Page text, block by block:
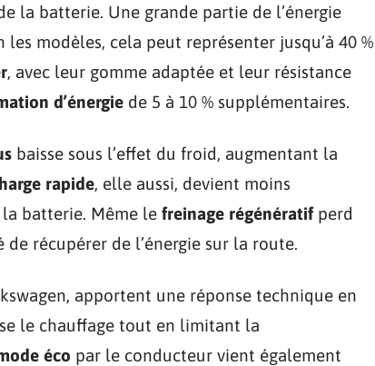
la batterie. Une grande partie de l’énergie
les modèles, cela peut représenter jusqu’à 40 %
, avec leur gomme adaptée et leur résistance
d’énergie de 5 à 10 % supplémentaires.
baisse sous l’effet du froid, augmentant la
rapide, elle aussi, devient moins
batterie. Même le freinage régénératifperd
récupérer de l’énergie sur la route.
apportent une réponse technique en
le chauffage tout en limitant la
éco par le conducteur vient également